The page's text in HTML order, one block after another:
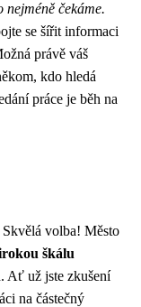
nejméně čekáme.
se šířit informaci
právě váš
kdo hledá
práce je běh na
volba! Město
škálu
Ať už jste zkušení
na částečný